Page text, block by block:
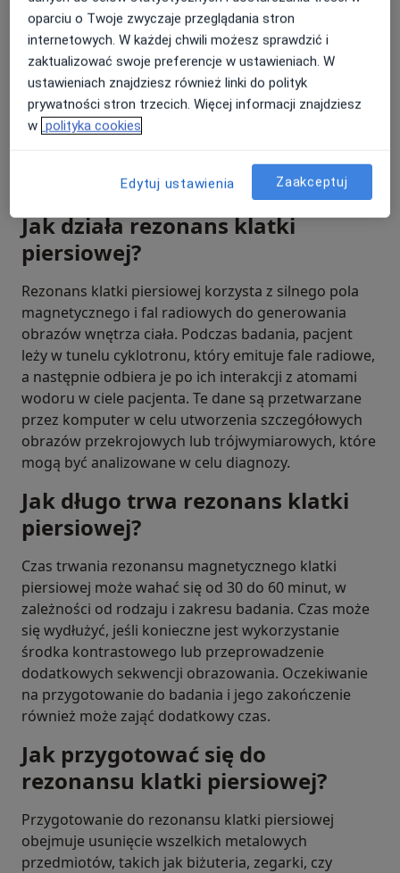
Rezonans klatki piersiowej jest niezastąpiony w
diagnozowaniu szerokiej gamy schorzeń. Umożliwia
bardzo dokładną ocenę stanu serca i naczyń
krwionośnych, pomagając w wykrywaniu chorób
takich jak miażdżyca czy wrodzone wady serca. Jest
również kluczowy w ocenie zdrowia płuc, pozwalając
chorobowych. Ponadto, jest pomocny w ocenie
stanu kości i tkanek miękkich klatki piersiowej.
Jak działa rezonans klatki
piersiowej?
Rezonans klatki piersiowej korzysta z silnego pola
magnetycznego i fal radiowych do generowania
obrazów wnętrza ciała. Podczas badania, pacjent
leży w tunelu cyklotronu, który emituje fale radiowe,
a następnie odbiera je po ich interakcji z atomami
wodoru w ciele pacjenta. Te dane są przetwarzane
przez komputer w celu utworzenia szczegółowych
obrazów przekrojowych lub trójwymiarowych, które
mogą być analizowane w celu diagnozy.
Jak długo trwa rezonans klatki
piersiowej?
Czas trwania rezonansu magnetycznego klatki
piersiowej może wahać się od 30 do 60 minut, w
zależności od rodzaju i zakresu badania. Czas może
się wydłużyć, jeśli konieczne jest wykorzystanie
środka kontrastowego lub przeprowadzenie
dodatkowych sekwencji obrazowania. Oczekiwanie
na przygotowanie do badania i jego zakończenie
również może zająć dodatkowy czas.
Jak przygotować się do
rezonansu klatki piersiowej?
Przygotowanie do rezonansu klatki piersiowej
obejmuje usunięcie wszelkich metalowych
przedmiotów, takich jak biżuteria, zegarki, czy
oparciu o Twoje zwyczaje przeglądania stron
internetowych. W każdej chwili możesz sprawdzić i
zaktualizować swoje preferencje w ustawieniach. W
ustawieniach znajdziesz również linki do polityk
prywatności stron trzecich. Więcej informacji znajdziesz
w polityka cookies
Edytuj ustawienia Zaakceptuj